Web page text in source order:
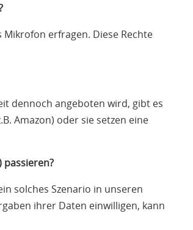
erfragen. Diese Rechte
dennoch angeboten wird, gibt es
Amazon) oder sie setzen eine
passieren?
solches Szenario in unseren
ihrer Daten einwilligen, kann